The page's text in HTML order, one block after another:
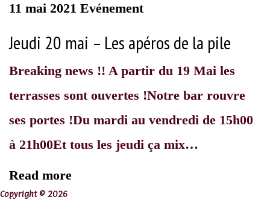
11 mai 2021 Evénement
Jeudi 20 mai – Les apéros de la pile
Breaking news !! A partir du 19 Mai les
terrasses sont ouvertes !Notre bar rouvre
ses portes !Du mardi au vendredi de 15h00
à 21h00Et tous les jeudi ça mix…
Read more
Copyright © 2026